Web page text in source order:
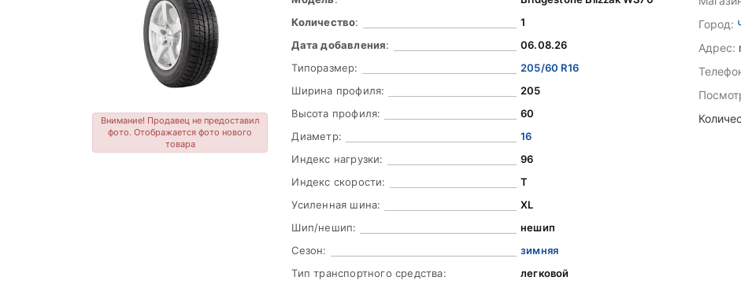
Внимание! Продавец не предоставил
фото. Отображается фото нового
товара
Количество:
1
Дата добавления:
06.08.26
Типоразмер:
205/60 R16
Ширина профиля:
205
Высота профиля:
60
Диаметр:
16
Индекс нагрузки:
96
Индекс скорости:
T
Усиленная шина:
XL
Шип/нешип:
нешип
Сезон:
зимняя
Тип транспортного средства:
легковой
Город:
Адрес: